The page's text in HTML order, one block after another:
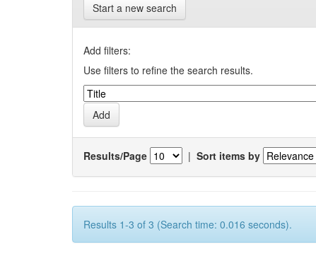
Start a new search
Add filters:
Use filters to refine the search results.
Results/Page | Sort items by
Results 1-3 of 3 (Search time: 0.016 seconds).